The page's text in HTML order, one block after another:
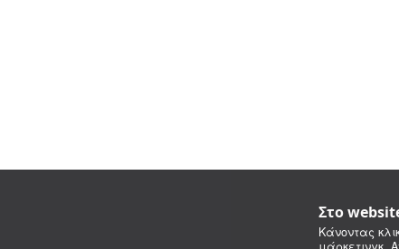
Στο
Κάνοντας